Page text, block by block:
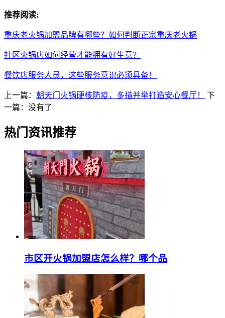
推荐阅读:
重庆老火锅加盟品牌有哪些？如何判断正宗重庆老火锅
社区火锅店如何经营才能拥有好生意？
餐饮店服务人员，这些服务意识必须具备！
上一篇： 朝天门火锅硬核防疫，多措并举打造安心餐厅！
下
一篇：没有了
热门资讯推荐
市区开火锅加盟店怎么样？哪个品